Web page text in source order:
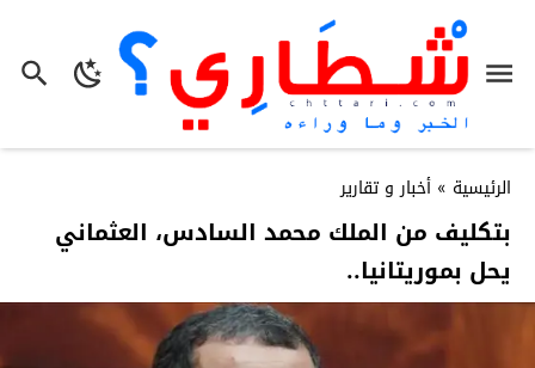
الرئيسية » أخبار و تقارير
بتكليف من الملك محمد السادس، العثماني
يحل بموريتانيا..